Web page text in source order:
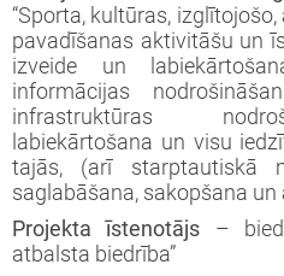
“Sporta, kultūras,
pavadīšanas aktivitāšu un
izveide un
informācijas
infrastruktūras
labiekārtošana un visu
tajās, (arī starptautiskā
saglabāšana, sakopšana un
Projekta īstenotājs –
atbalsta biedrība”
un rekvizīti
projekti
semināri
“LEADER pieejas
(ELFLA)”
“LEADER pieejas
(EZF)”
projekti
iesniegumu veidlapas
semināri
apstiprinātie projekti